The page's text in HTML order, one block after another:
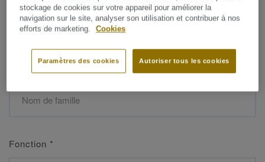
Fonction *
stockage de cookies sur votre appareil pour améliorer la
navigation sur le site, analyser son utilisation et contribuer à nos
efforts de marketing.
Cookies
Autoriser tous les cookies
Paramètres des cookies